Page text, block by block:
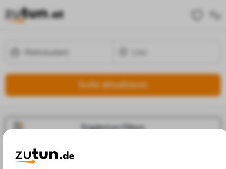
Suche aktualisieren
Ergebnisse Filtern
Jobangebote